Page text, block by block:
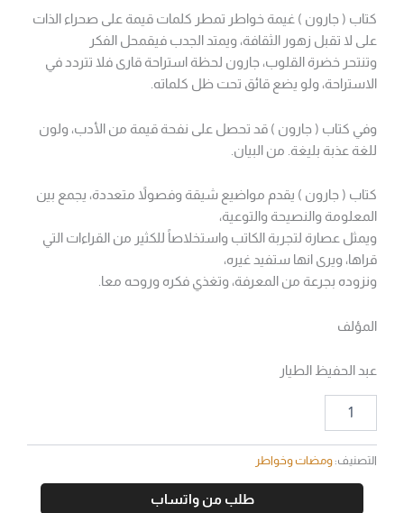
کتاب ( جارون ) غيمة خواطر تمطر كلمات قيمة على صحراء الذات
على لا تقبل زهور الثقافة، ويمتد الجدب فيقمحل الفكر
وتنتحر خضرة القلوب، جارون لحظة استراحة قارى فلا تتردد في
الاستراحة، ولو يضع قائق تحت ظل كلماته.
وفي كتاب ( جارون ) قد تحصل على نفحة قيمة من الأدب، ولون
للغة عذبة بليغة. من البيان.
كتاب ( جارون ) يقدم مواضيع شيقة وفصولاً متعددة، يجمع بين
المعلومة والنصيحة والتوعية،
ويمثل عصارة لتجربة الكاتب واستخلاصاً للكثير من القراءات التي
قراها، ويرى انها ستفيد غيره،
ونزوده بجرعة من المعرفة، وتغذي فكره وروحه معا.
المؤلف
عبد الحفيظ الطيار
التصنيف: ومضات وخواطر
طلب من واتساب